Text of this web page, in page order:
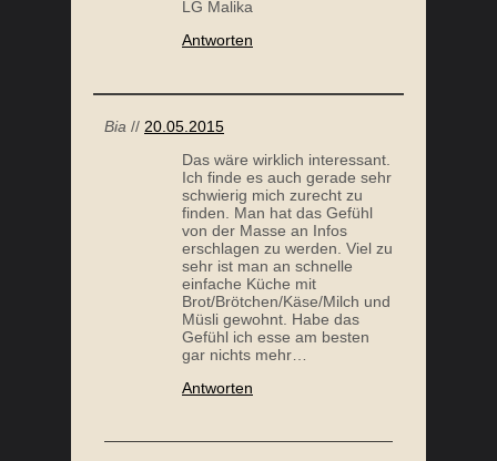
LG Malika
Antworten
Bia // 20.05.2015
Das wäre wirklich interessant.
Ich finde es auch gerade sehr
schwierig mich zurecht zu
finden. Man hat das Gefühl
von der Masse an Infos
erschlagen zu werden. Viel zu
sehr ist man an schnelle
einfache Küche mit
Brot/Brötchen/Käse/Milch und
Müsli gewohnt. Habe das
Gefühl ich esse am besten
gar nichts mehr…
Antworten